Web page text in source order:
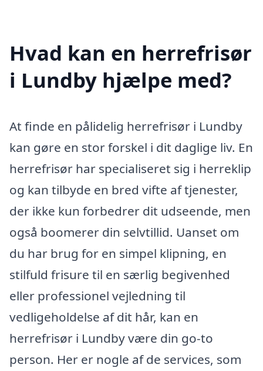
Hvad kan en herrefrisør
i Lundby hjælpe med?
At finde en pålidelig herrefrisør i Lundby
kan gøre en stor forskel i dit daglige liv. En
herrefrisør har specialiseret sig i herreklip
og kan tilbyde en bred vifte af tjenester,
der ikke kun forbedrer dit udseende, men
også boomerer din selvtillid. Uanset om
du har brug for en simpel klipning, en
stilfuld frisure til en særlig begivenhed
eller professionel vejledning til
vedligeholdelse af dit hår, kan en
herrefrisør i Lundby være din go-to
person. Her er nogle af de services, som